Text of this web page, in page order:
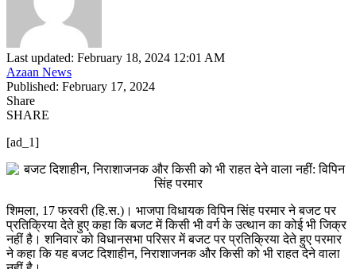
Last updated: February 18, 2024 12:01 AM
Azaan News
Published: February 17, 2024
Share
SHARE
[ad_1]
शिमला, 17 फरवरी (हि.स.)। भाजपा विधायक विपिन सिंह परमार ने बजट पर
प्रतिक्रिया देते हुए कहा कि बजट में किसी भी वर्ग के उत्थान का कोई भी जिक्र
नहीं है। शनिवार को विधानसभा परिसर में बजट पर प्रतिक्रिया देते हुए परमार
ने कहा कि यह बजट दिशाहीन, निराशाजनक और किसी को भी राहत देने वाला